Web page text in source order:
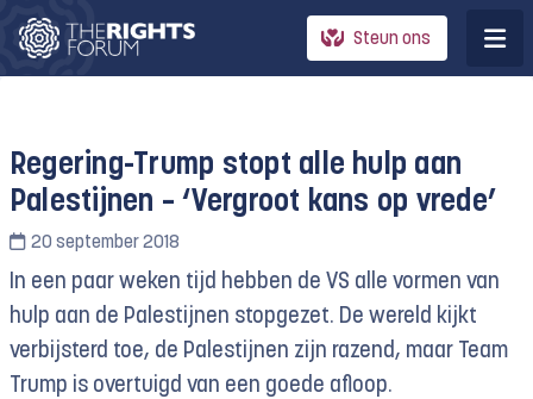
Steun ons
Regering-Trump stopt alle hulp aan
Palestijnen – ‘Vergroot kans op vrede’
20 september 2018
In een paar weken tijd hebben de VS alle vormen van
hulp aan de Palestijnen stopgezet. De wereld kijkt
verbijsterd toe, de Palestijnen zijn razend, maar Team
Trump is overtuigd van een goede afloop.